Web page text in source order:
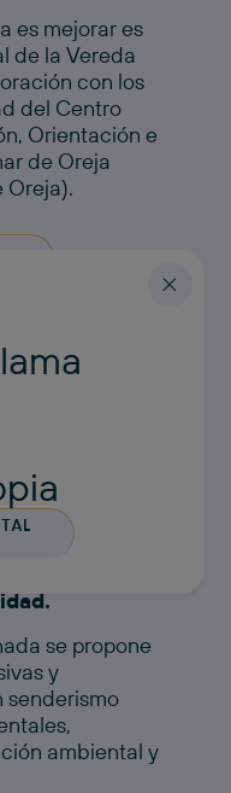
es mejorar es
de la Vereda
con los
del Centro
Orientación e
de Oreja
Oreja).
acercar la
se propone
y
senderismo
ambiental y